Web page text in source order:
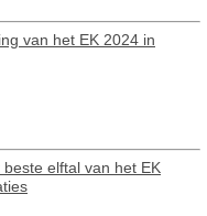
van het EK 2024 in
elftal van het EK